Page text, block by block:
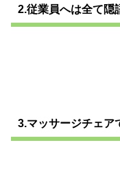
2.従業員へは全て隠
3.マッサージチェア